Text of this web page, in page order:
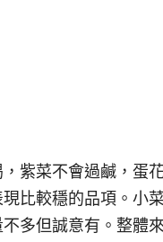
紫菜不會過鹹，蛋
比較穩的品項。小
多但誠意有。整體